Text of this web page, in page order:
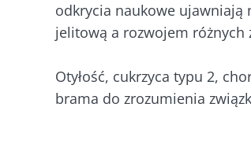
odkrycia naukowe ujawniają
jelitową a rozwojem różnych
Otyłość, cukrzyca typu 2,
brama do zrozumienia